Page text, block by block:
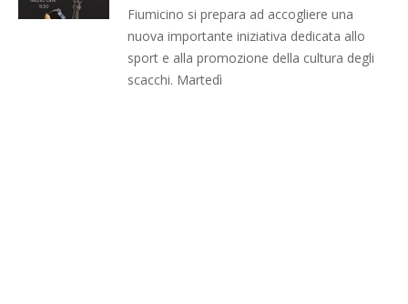
Fiumicino si prepara ad accogliere una
nuova importante iniziativa dedicata allo
sport e alla promozione della cultura degli
scacchi. Martedì